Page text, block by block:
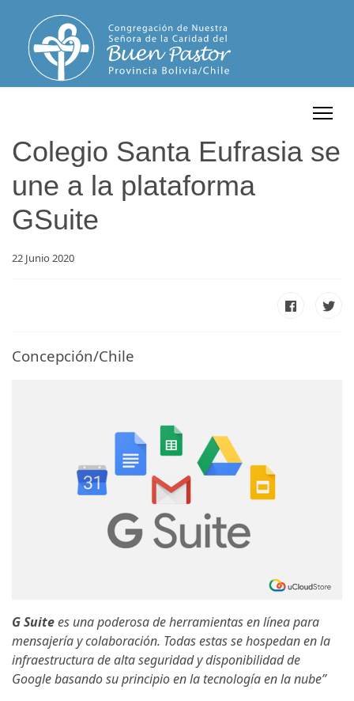
Colegio Santa Eufrasia se
une a la plataforma
GSuite
22 Junio 2020
Concepción/Chile
G Suitees una poderosa de herramientas en línea para
mensajería y colaboración. Todas estas se hospedan en la
infraestructura de alta seguridad y disponibilidad de
Google basando su principio en la tecnología en la nube”